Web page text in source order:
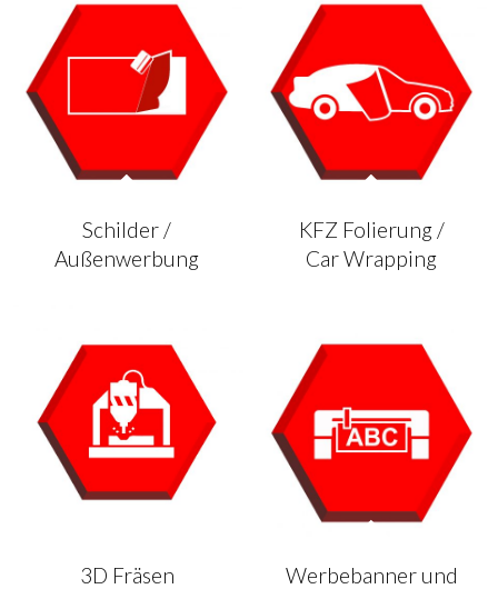
Schilder /
Außenwerbung
KFZ Folierung /
Car Wrapping
3D Fräsen
Werbebanner und